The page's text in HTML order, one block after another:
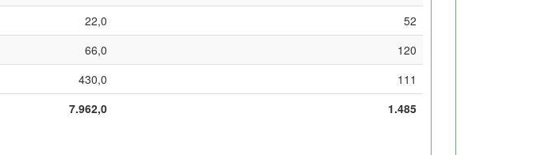
22,0
52
66,0
120
430,0
111
7.962,0
1.485